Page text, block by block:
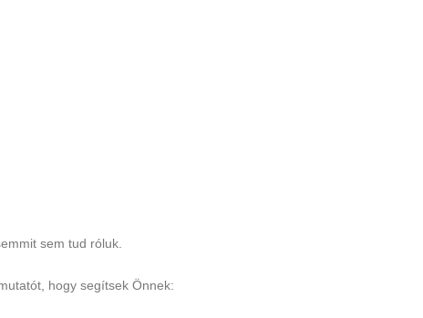
sem tud róluk.
hogy segítsek Önnek: